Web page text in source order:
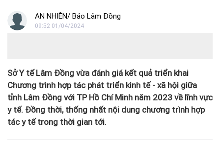
AN NHIÊN/ Báo Lâm Đồng
09:52 01/04/2024
Sở Y tế Lâm Đồng vừa đánh giá kết quả triển khai
Chương trình hợp tác phát triển kinh tế - xã hội giữa
tỉnh Lâm Đồng với TP Hồ Chí Minh năm 2023 về lĩnh vực
y tế. Đồng thời, thống nhất nội dung chương trình hợp
tác y tế trong thời gian tới.